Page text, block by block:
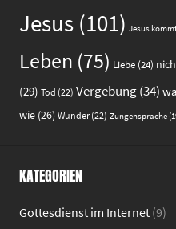
Jesus (101) Jesus
Leben (75) Liebe (24)
(29) Tod (22) Vergebung(34)
wie (26) Wunder (22) Zungensprache
KATEGORIEN
Gottesdienst im Internet (9)